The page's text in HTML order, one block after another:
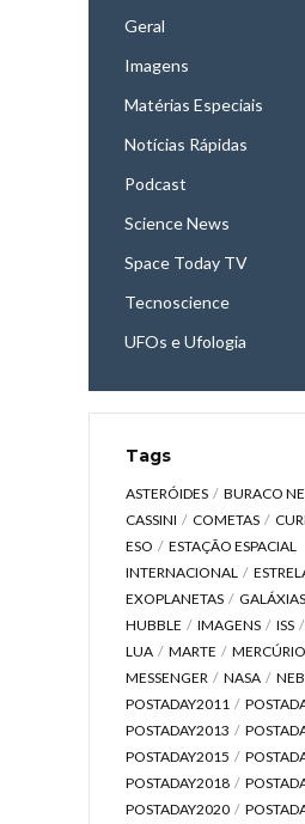
Geral
Imagens
Matérias Especiais
Notícias Rápidas
Podcast
Science News
Space Today TV
Tecnoscience
UFOs e Ufologia
Tags
ASTERÓIDES
BURACO
CASSINI
COMETAS
ESO
ESTAÇÃO ESPACIAL
INTERNACIONAL
EXOPLANETAS
GALÁXIAS
HUBBLE
IMAGENS ISS
LUA
MARTE
MERCÚRIO
MESSENGER
NASA
POSTADAY2011
POSTADAY2013
POSTADAY2015
POSTADAY2018
POSTADAY2020